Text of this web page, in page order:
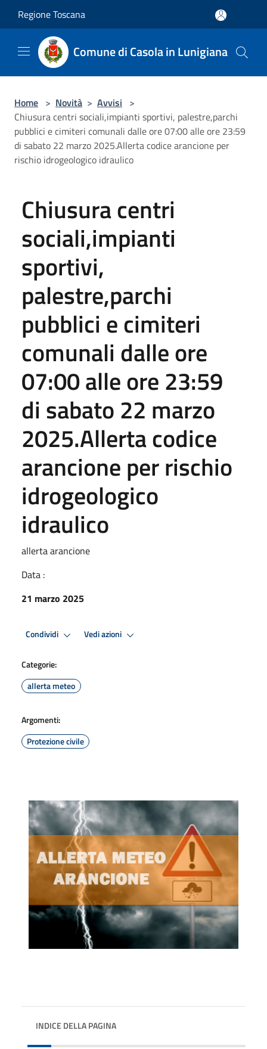
Regione Toscana
Comune di Casola in Lunigiana
Home > Novità > Avvisi >
Chiusura centri sociali,impianti sportivi, palestre,parchi
pubblici e cimiteri comunali dalle ore 07:00 alle ore 23:59
di sabato 22 marzo 2025.Allerta codice arancione per
rischio idrogeologico idraulico
Chiusura centri
sociali,impianti
sportivi,
palestre,parchi
pubblici e cimiteri
comunali dalle ore
07:00 alle ore 23:59
di sabato 22 marzo
2025.Allerta codice
arancione per rischio
idrogeologico
idraulico
allerta arancione
Data :
21 marzo 2025
Condividi Vedi azioni
Categorie:
allerta meteo
Argomenti:
Protezione civile
INDICE DELLA PAGINA